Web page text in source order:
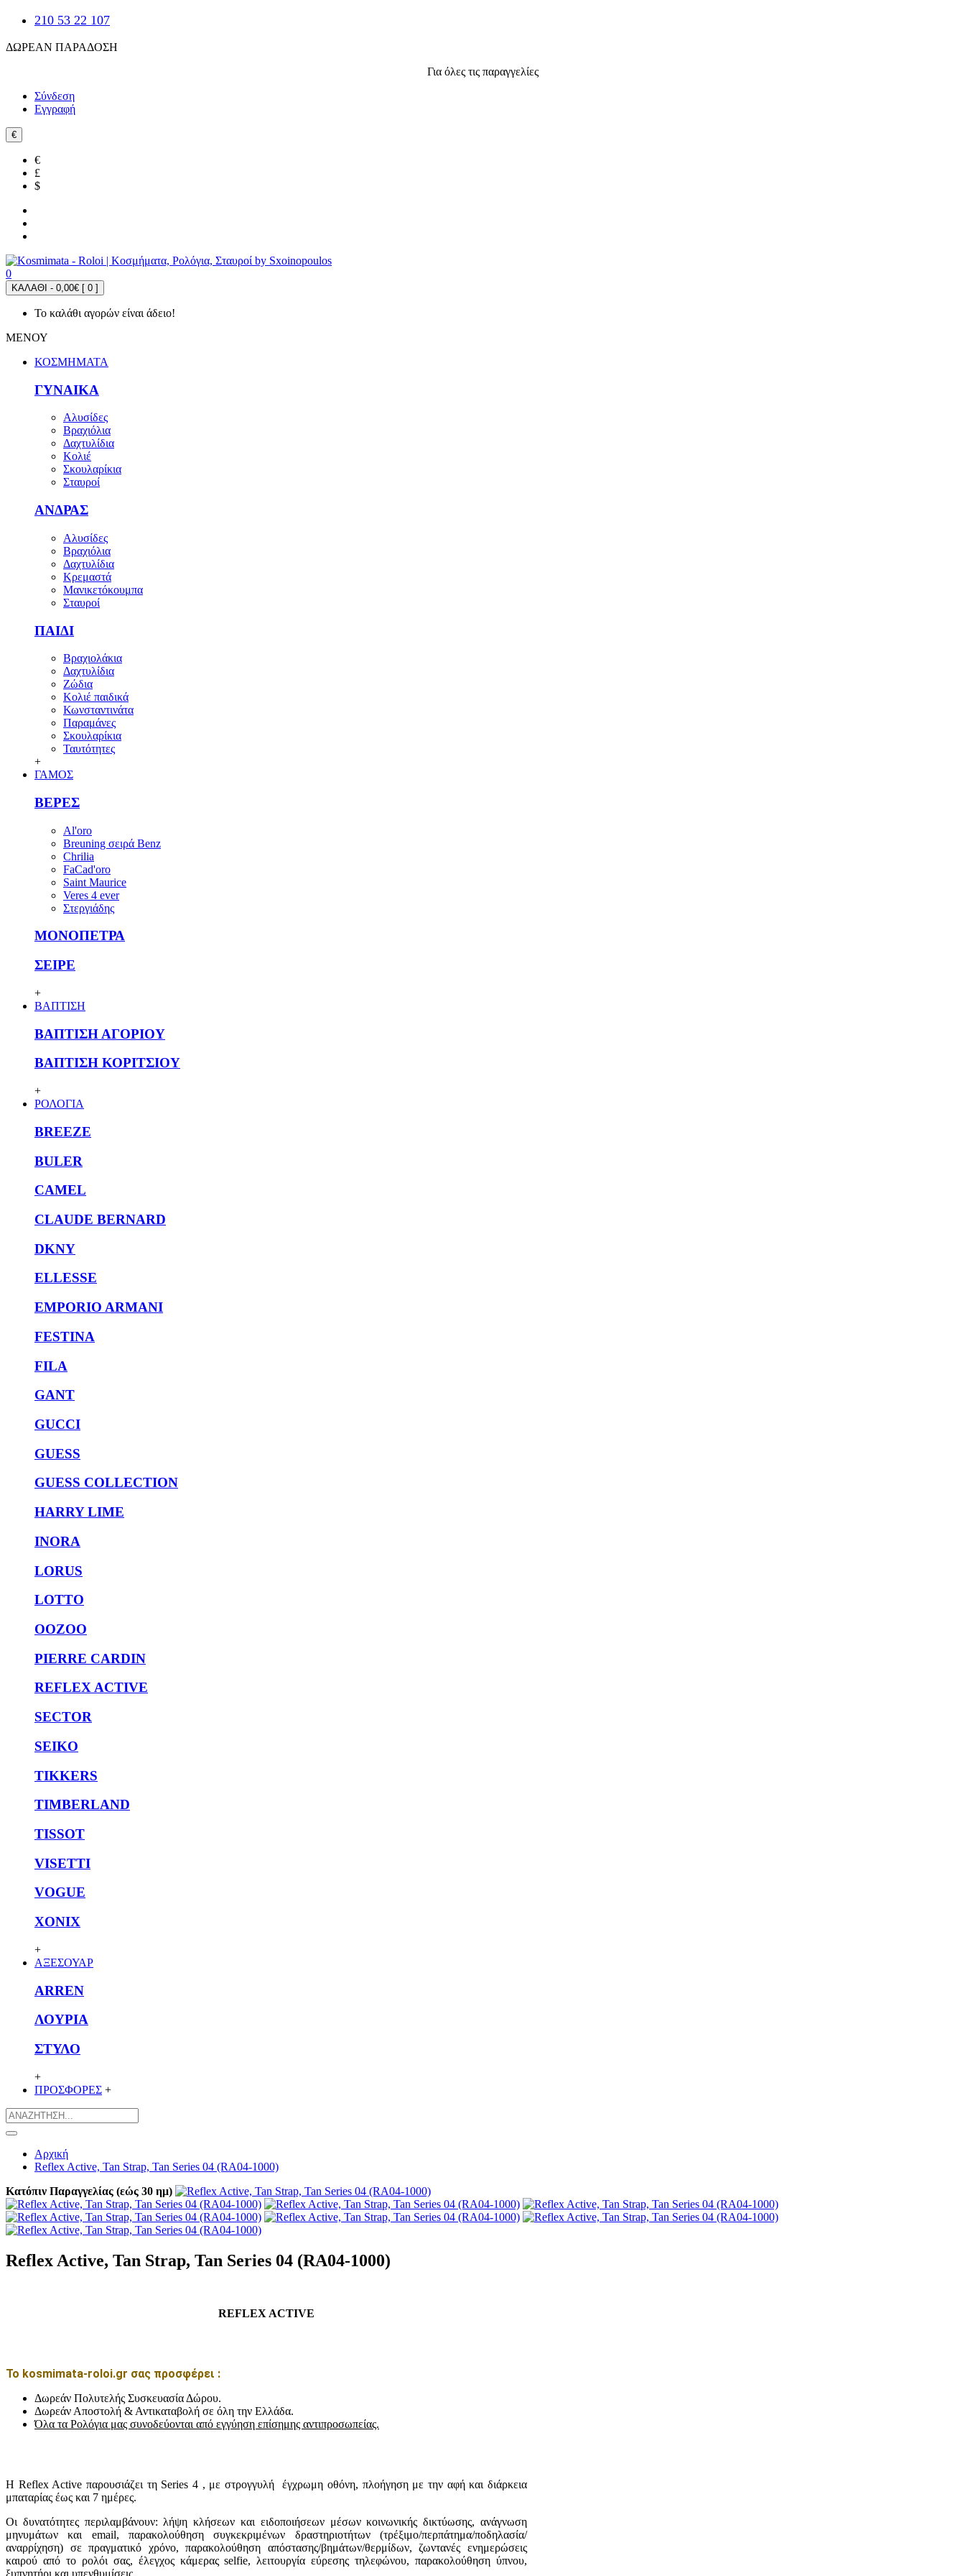
210 53 22 107
ΔΩΡΕΑΝ ΠΑΡΑΔΟΣΗ
Για όλες τις παραγγελίες
Σύνδεση
Εγγραφή
€
€
£
$
0
ΚΑΛΑΘΙ - 0,00€ [ 0 ]
Το καλάθι αγορών είναι άδειο!
ΜΕΝΟΥ
ΚΟΣΜΗΜΑΤΑ
ΓΥΝΑΙΚΑ
Αλυσίδες
Βραχιόλια
Δαχτυλίδια
Κολιέ
Σκουλαρίκια
Σταυροί
ΑΝΔΡΑΣ
Αλυσίδες
Βραχιόλια
Δαχτυλίδια
Κρεμαστά
Μανικετόκουμπα
Σταυροί
ΠΑΙΔΙ
Βραχιολάκια
Δαχτυλίδια
Ζώδια
Κολιέ παιδικά
Κωνσταντινάτα
Παραμάνες
Σκουλαρίκια
Ταυτότητες
+
ΓΑΜΟΣ
ΒΕΡΕΣ
Al'oro
Breuning σειρά Benz
Chrilia
FaCad'oro
Saint Maurice
Veres 4 ever
Στεργιάδης
ΜΟΝΟΠΕΤΡΑ
ΣΕΙΡΕ
+
ΒΑΠΤΙΣΗ
ΒΑΠΤΙΣΗ ΑΓΟΡΙΟΥ
ΒΑΠΤΙΣΗ ΚΟΡΙΤΣΙΟΥ
+
ΡΟΛΟΓΙΑ
BREEZE
BULER
CAMEL
CLAUDE BERNARD
DKNY
ELLESSE
EMPORIO ARMANI
FESTINA
FILA
GANT
GUCCI
GUESS
GUESS COLLECTION
HARRY LIME
INORA
LORUS
LOTTO
OOZOO
PIERRE CARDIN
REFLEX ACTIVE
SECTOR
SEIKO
TIKKERS
TIMBERLAND
TISSOT
VISETTI
VOGUE
XONIX
+
ΑΞΕΣΟΥΑΡ
ARREN
ΛΟΥΡΙΑ
ΣΤΥΛΟ
+
ΠΡΟΣΦΟΡΕΣ +
Αρχική
Reflex Active, Tan Strap, Tan Series 04 (RA04-1000)
Κατόπιν Παραγγελίας (εώς 30 ημ)
Reflex Active, Tan Strap, Tan Series 04 (RA04-1000)
REFLEX ACTIVE
Το kosmimata-roloi.gr σας προσφέρει :
Δωρεάν Πολυτελής Συσκευασία Δώρου.
Δωρεάν Αποστολή & Αντικαταβολή σε όλη την Ελλάδα.
Όλα τα Ρολόγια μας συνοδεύονται από εγγύηση επίσημης αντιπροσωπείας.
Η Reflex Active παρουσιάζει τη Series 4 , με στρογγυλή έγχρωμη οθόνη, πλοήγηση με την αφή και διάρκεια
μπαταρίας έως και 7 ημέρες.
Οι δυνατότητες περιλαμβάνουν: λήψη κλήσεων και ειδοποιήσεων μέσων κοινωνικής δικτύωσης, ανάγνωση
μηνυμάτων και email, παρακολούθηση συγκεκριμένων δραστηριοτήτων (τρέξιμο/περπάτημα/ποδηλασία/
αναρρίχηση) σε πραγματικό χρόνο, παρακολούθηση απόστασης/βημάτων/θερμίδων, ζωντανές ενημερώσεις
καιρού από το ρολόι σας, έλεγχος κάμερας selfie, λειτουργία εύρεσης τηλεφώνου, παρακολούθηση ύπνου,
ξυπνητήρι και υπενθυμίσεις.